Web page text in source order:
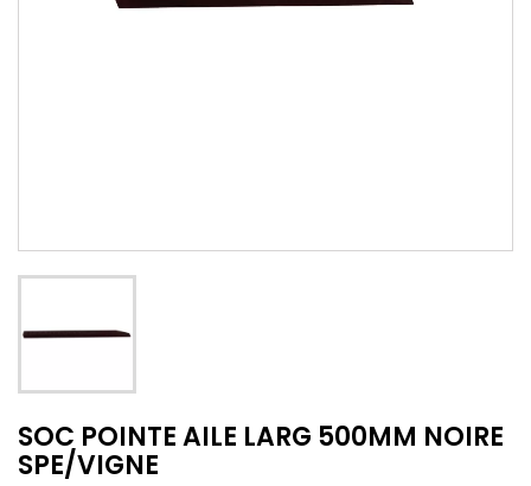
SOC POINTE AILE LARG 500MM NOIRE
SPE/VIGNE